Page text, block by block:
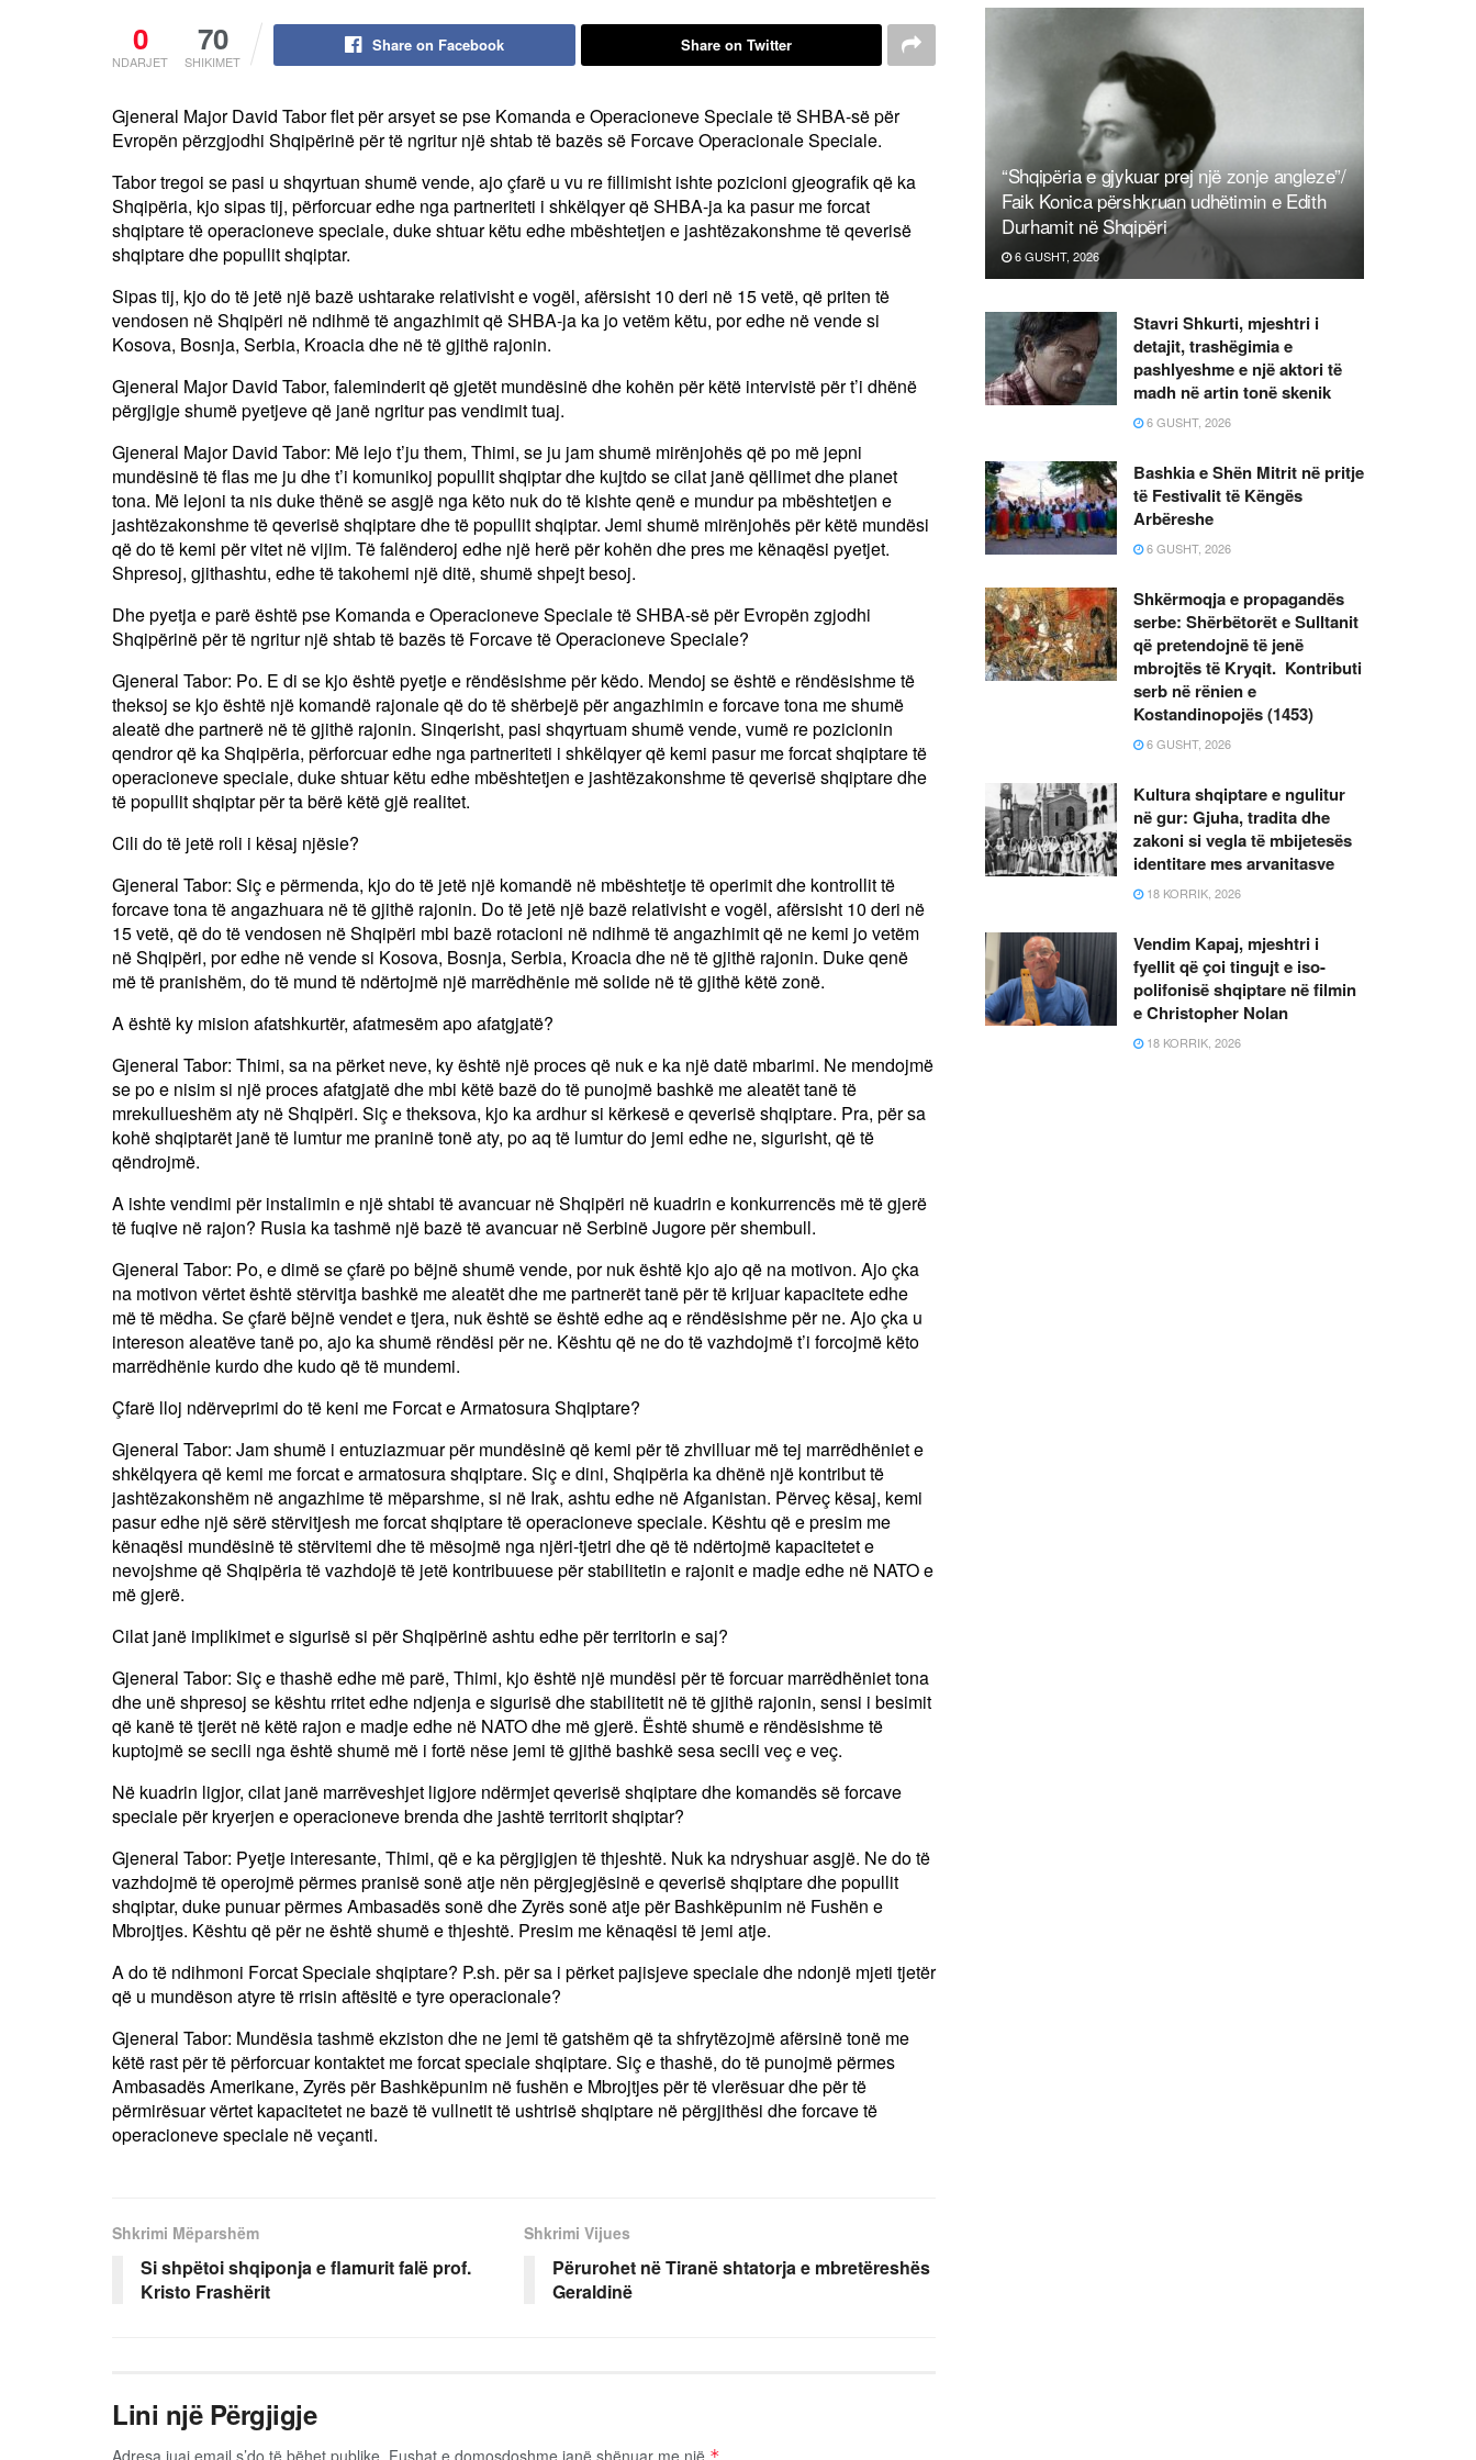
0
NDARJET
70
SHIKIMET
Share on Facebook Share on Twitter
Gjeneral Major David Tabor flet për arsyet se pse Komanda e Operacioneve Speciale të SHBA-së për
Evropën përzgjodhi Shqipërinë për të ngritur një shtab të bazës së Forcave Operacionale Speciale.
Tabor tregoi se pasi u shqyrtuan shumë vende, ajo çfarë u vu re fillimisht ishte pozicioni gjeografik që ka
Shqipëria, kjo sipas tij, përforcuar edhe nga partneriteti i shkëlqyer që SHBA-ja ka pasur me forcat
shqiptare të operacioneve speciale, duke shtuar këtu edhe mbështetjen e jashtëzakonshme të qeverisë
shqiptare dhe popullit shqiptar.
Sipas tij, kjo do të jetë një bazë ushtarake relativisht e vogël, afërsisht 10 deri në 15 vetë, që priten të
vendosen në Shqipëri në ndihmë të angazhimit që SHBA-ja ka jo vetëm këtu, por edhe në vende si
Kosova, Bosnja, Serbia, Kroacia dhe në të gjithë rajonin.
Gjeneral Major David Tabor, faleminderit që gjetët mundësinë dhe kohën për këtë intervistë për t’i dhënë
përgjigje shumë pyetjeve që janë ngritur pas vendimit tuaj.
Gjeneral Major David Tabor: Më lejo t’ju them, Thimi, se ju jam shumë mirënjohës që po më jepni
mundësinë të flas me ju dhe t’i komunikoj popullit shqiptar dhe kujtdo se cilat janë qëllimet dhe planet
tona. Më lejoni ta nis duke thënë se asgjë nga këto nuk do të kishte qenë e mundur pa mbështetjen e
jashtëzakonshme të qeverisë shqiptare dhe të popullit shqiptar. Jemi shumë mirënjohës për këtë mundësi
që do të kemi për vitet në vijim. Të falënderoj edhe një herë për kohën dhe pres me kënaqësi pyetjet.
Shpresoj, gjithashtu, edhe të takohemi një ditë, shumë shpejt besoj.
Dhe pyetja e parë është pse Komanda e Operacioneve Speciale të SHBA-së për Evropën zgjodhi
Shqipërinë për të ngritur një shtab të bazës të Forcave të Operacioneve Speciale?
Gjeneral Tabor: Po. E di se kjo është pyetje e rëndësishme për këdo. Mendoj se është e rëndësishme të
theksoj se kjo është një komandë rajonale që do të shërbejë për angazhimin e forcave tona me shumë
aleatë dhe partnerë në të gjithë rajonin. Sinqerisht, pasi shqyrtuam shumë vende, vumë re pozicionin
qendror që ka Shqipëria, përforcuar edhe nga partneriteti i shkëlqyer që kemi pasur me forcat shqiptare të
operacioneve speciale, duke shtuar këtu edhe mbështetjen e jashtëzakonshme të qeverisë shqiptare dhe
të popullit shqiptar për ta bërë këtë gjë realitet.
Cili do të jetë roli i kësaj njësie?
Gjeneral Tabor: Siç e përmenda, kjo do të jetë një komandë në mbështetje të operimit dhe kontrollit të
forcave tona të angazhuara në të gjithë rajonin. Do të jetë një bazë relativisht e vogël, afërsisht 10 deri në
15 vetë, që do të vendosen në Shqipëri mbi bazë rotacioni në ndihmë të angazhimit që ne kemi jo vetëm
në Shqipëri, por edhe në vende si Kosova, Bosnja, Serbia, Kroacia dhe në të gjithë rajonin. Duke qenë
më të pranishëm, do të mund të ndërtojmë një marrëdhënie më solide në të gjithë këtë zonë.
A është ky mision afatshkurtër, afatmesëm apo afatgjatë?
Gjeneral Tabor: Thimi, sa na përket neve, ky është një proces që nuk e ka një datë mbarimi. Ne mendojmë
se po e nisim si një proces afatgjatë dhe mbi këtë bazë do të punojmë bashkë me aleatët tanë të
mrekullueshëm aty në Shqipëri. Siç e theksova, kjo ka ardhur si kërkesë e qeverisë shqiptare. Pra, për sa
kohë shqiptarët janë të lumtur me praninë tonë aty, po aq të lumtur do jemi edhe ne, sigurisht, që të
qëndrojmë.
A ishte vendimi për instalimin e një shtabi të avancuar në Shqipëri në kuadrin e konkurrencës më të gjerë
të fuqive në rajon? Rusia ka tashmë një bazë të avancuar në Serbinë Jugore për shembull.
Gjeneral Tabor: Po, e dimë se çfarë po bëjnë shumë vende, por nuk është kjo ajo që na motivon. Ajo çka
na motivon vërtet është stërvitja bashkë me aleatët dhe me partnerët tanë për të krijuar kapacitete edhe
më të mëdha. Se çfarë bëjnë vendet e tjera, nuk është se është edhe aq e rëndësishme për ne. Ajo çka u
intereson aleatëve tanë po, ajo ka shumë rëndësi për ne. Kështu që ne do të vazhdojmë t’i forcojmë këto
marrëdhënie kurdo dhe kudo që të mundemi.
Çfarë lloj ndërveprimi do të keni me Forcat e Armatosura Shqiptare?
Gjeneral Tabor: Jam shumë i entuziazmuar për mundësinë që kemi për të zhvilluar më tej marrëdhëniet e
shkëlqyera që kemi me forcat e armatosura shqiptare. Siç e dini, Shqipëria ka dhënë një kontribut të
jashtëzakonshëm në angazhime të mëparshme, si në Irak, ashtu edhe në Afganistan. Përveç kësaj, kemi
pasur edhe një sërë stërvitjesh me forcat shqiptare të operacioneve speciale. Kështu që e presim me
kënaqësi mundësinë të stërvitemi dhe të mësojmë nga njëri-tjetri dhe që të ndërtojmë kapacitetet e
nevojshme që Shqipëria të vazhdojë të jetë kontribuuese për stabilitetin e rajonit e madje edhe në NATO e
më gjerë.
Cilat janë implikimet e sigurisë si për Shqipërinë ashtu edhe për territorin e saj?
Gjeneral Tabor: Siç e thashë edhe më parë, Thimi, kjo është një mundësi për të forcuar marrëdhëniet tona
dhe unë shpresoj se kështu rritet edhe ndjenja e sigurisë dhe stabilitetit në të gjithë rajonin, sensi i besimit
që kanë të tjerët në këtë rajon e madje edhe në NATO dhe më gjerë. Është shumë e rëndësishme të
kuptojmë se secili nga është shumë më i fortë nëse jemi të gjithë bashkë sesa secili veç e veç.
Në kuadrin ligjor, cilat janë marrëveshjet ligjore ndërmjet qeverisë shqiptare dhe komandës së forcave
speciale për kryerjen e operacioneve brenda dhe jashtë territorit shqiptar?
Gjeneral Tabor: Pyetje interesante, Thimi, që e ka përgjigjen të thjeshtë. Nuk ka ndryshuar asgjë. Ne do të
vazhdojmë të operojmë përmes pranisë sonë atje nën përgjegjësinë e qeverisë shqiptare dhe popullit
shqiptar, duke punuar përmes Ambasadës sonë dhe Zyrës sonë atje për Bashkëpunim në Fushën e
Mbrojtjes. Kështu që për ne është shumë e thjeshtë. Presim me kënaqësi të jemi atje.
A do të ndihmoni Forcat Speciale shqiptare? P.sh. për sa i përket pajisjeve speciale dhe ndonjë mjeti tjetër
që u mundëson atyre të rrisin aftësitë e tyre operacionale?
Gjeneral Tabor: Mundësia tashmë ekziston dhe ne jemi të gatshëm që ta shfrytëzojmë afërsinë tonë me
këtë rast për të përforcuar kontaktet me forcat speciale shqiptare. Siç e thashë, do të punojmë përmes
Ambasadës Amerikane, Zyrës për Bashkëpunim në fushën e Mbrojtjes për të vlerësuar dhe për të
përmirësuar vërtet kapacitetet ne bazë të vullnetit të ushtrisë shqiptare në përgjithësi dhe forcave të
operacioneve speciale në veçanti.
Shkrimi Mëparshëm
Si shpëtoi shqiponja e flamurit falë prof.
Kristo Frashërit
Shkrimi Vijues
Përurohet në Tiranë shtatorja e mbretëreshës
Geraldinë
Lini një Përgjigje
Adresa juaj email s’do të bëhet publike. Fushat e domosdoshme janë shënuar me një
“Shqipëria e gjykuar prej një zonje angleze”/
Faik Konica përshkruan udhëtimin e Edith
Durhamit në Shqipëri
6 GUSHT, 2026
Stavri Shkurti, mjeshtri i
detajit, trashëgimia e
pashlyeshme e një aktori të
madh në artin tonë skenik
6 GUSHT, 2026
Bashkia e Shën Mitrit në pritje
të Festivalit të Këngës
Arbëreshe
6 GUSHT, 2026
Shkërmoqja e propagandës
serbe: Shërbëtorët e Sulltanit
që pretendojnë të jenë
mbrojtës të Kryqit. Kontributi
serb në rënien e
Kostandinopojës (1453)
6 GUSHT, 2026
Kultura shqiptare e ngulitur
në gur: Gjuha, tradita dhe
zakoni si vegla të mbijetesës
identitare mes arvanitasve
18 KORRIK, 2026
Vendim Kapaj, mjeshtri i
fyellit që çoi tingujt e iso-
polifonisë shqiptare në filmin
e Christopher Nolan
18 KORRIK, 2026